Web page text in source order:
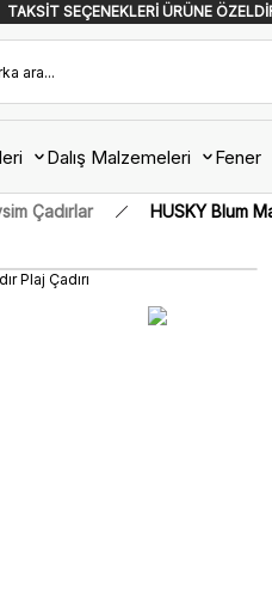
TAKSİT SEÇENEKLERİ ÜRÜNE
Dalış Malzemeleri Fener
Çadırlar HUSKY Blum